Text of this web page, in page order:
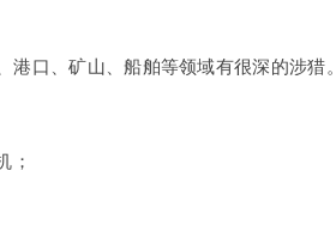
口、矿山、船舶等领域有很深的涉猎。
；